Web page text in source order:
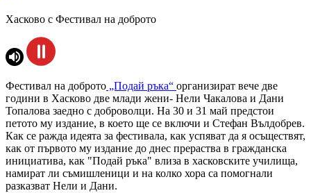
Хасково с Фестивал на доброто
Фестивал на доброто „Подай ръка“ организират вече две
години в Хасково две млади жени- Нели Чакалова и Дани
Топалова заедно с доброволци. На 30 и 31 май предстои
петото му издание, в което ще се включи и Стефан Вълдобрев.
Как се ражда идеята за фестивала, как успяват да я осъществят,
как от първото му издание до днес прераства в гражданска
инициатива, как "Подай ръка" влиза в хасковските училища,
намират ли съмишленици и на колко хора са помогнали
разказват Нели и Дани.